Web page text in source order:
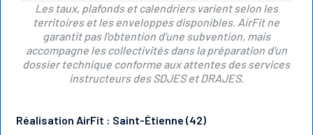
Les taux, plafonds et calendriers varient selon les
territoires et les enveloppes disponibles. AirFit ne
garantit pas l'obtention d'une subvention, mais
accompagne les collectivités dans la préparation d'un
dossier technique conforme aux attentes des services
instructeurs des SDJES et DRAJES.
Réalisation AirFit : Saint-Étienne (42)